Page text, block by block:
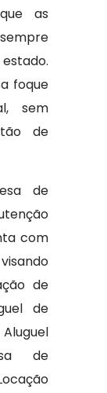
as
foque
sem
de
de
com
de
de
de